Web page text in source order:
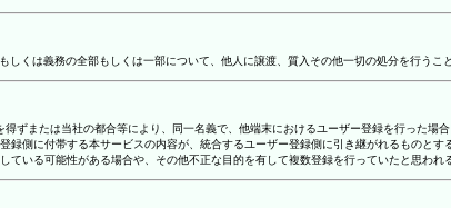
くは義務の全部もしくは一部について、他人に譲渡、質入その他一切の処分を行うこ
ずまたは当社の都合等により、同一名義で、他端末におけるユーザー登録を行った場
側に付帯する本サービスの内容が、統合するユーザー登録側に引き継がれるものとす
いる可能性がある場合や、その他不正な目的を有して複数登録を行っていたと思われ